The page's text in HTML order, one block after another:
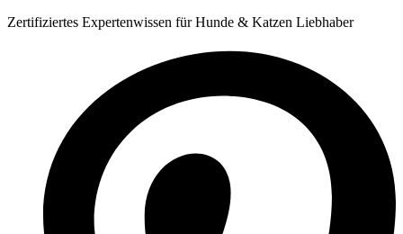
Zum
Zertifiziertes Expertenwissen für Hunde & Katzen Liebhaber